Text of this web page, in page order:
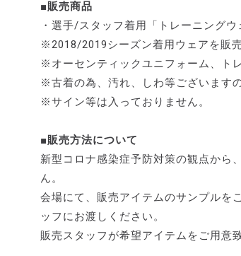
■販売商品
・選手/スタッフ着用「トレーニング
※2018/2019シーズン着用ウェアを販
※オーセンティックユニフォーム、ト
※古着の為、汚れ、しわ等ございます
※サイン等は入っておりません。
■販売方法について
新型コロナ感染症予防対策の観点から
ん。
会場にて、販売アイテムのサンプルを
ッフにお渡しください。
販売スタッフが希望アイテムをご用意